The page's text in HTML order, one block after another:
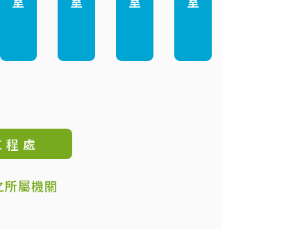
程 處
屬機關